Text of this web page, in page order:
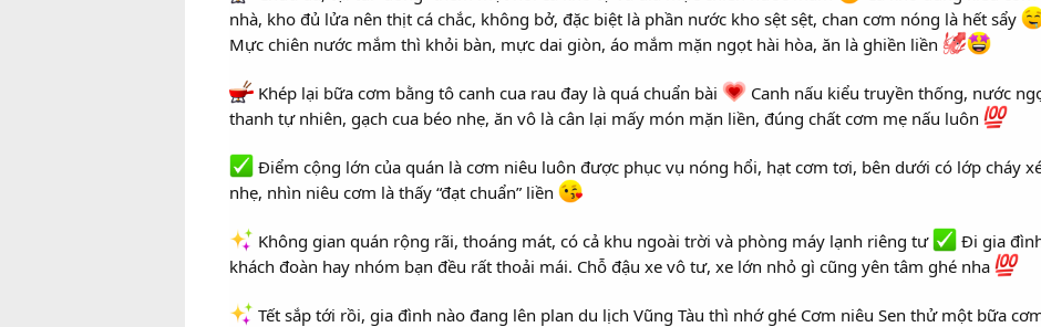
nhà, kho đủ lửa nên thịt cá chắc, không bở, đặc biệt là phần nước kho sệt sệt, chan cơm nóng là hết sẩy
Mực chiên nước mắm thì khỏi bàn, mực dai giòn, áo mắm mặn ngọt hài hòa, ăn là ghiền liền
Khép lại bữa cơm bằng tô canh cua rau đay là quá chuẩn bài
Canh nấu kiểu truyền thống, nước
thanh tự nhiên, gạch cua béo nhẹ, ăn vô là cân lại mấy món mặn liền, đúng chất cơm mẹ nấu luôn
Điểm cộng lớn của quán là cơm niêu luôn được phục vụ nóng hổi, hạt cơm tơi, bên dưới có lớp cháy
nhẹ, nhìn niêu cơm là thấy “đạt chuẩn” liền
Không gian quán rộng rãi, thoáng mát, có cả khu ngoài trời và phòng máy lạnh riêng tư
Đi gia
khách đoàn hay nhóm bạn đều rất thoải mái. Chỗ đậu xe vô tư, xe lớn nhỏ gì cũng yên tâm ghé nha
Tết sắp tới rồi, gia đình nào đang lên plan du lịch Vũng Tàu thì nhớ ghé Cơm niêu Sen thử một bữa